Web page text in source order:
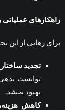
راهکارهای
برای رهایی از این
تجدید
توانست
بهبود بخشد.
کاهش